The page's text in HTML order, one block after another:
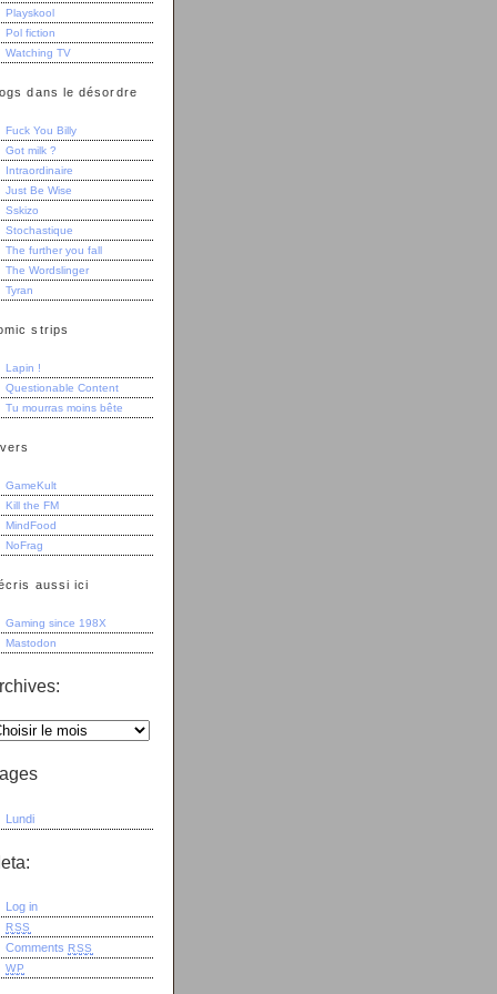
Playskool
Pol fiction
Watching TV
dans le désordre
Fuck You Billy
Got milk ?
Intraordinaire
Just Be Wise
Sskizo
Stochastique
The further you fall
The Wordslinger
Tyran
strips
Lapin !
Questionable Content
Tu mourras moins bête
GameKult
Kill the FM
MindFood
NoFrag
aussi ici
Gaming since 198X
Mastodon
Lundi
Log in
RSS
Comments RSS
WP